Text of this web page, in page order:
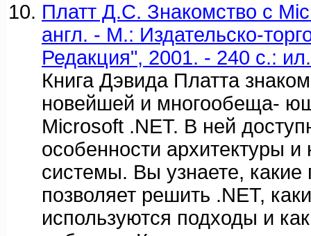
Платт Д.С. Знакомство с
англ. - М.: Издательско-
Редакция", 2001. - 240 с.: ил.
Книга Дэвида Платта
новейшей и многообеща-
Microsoft .NET. В ней
особенности архитектуры
системы. Вы узнаете,
позволяет решить .NET,
используются подходы и